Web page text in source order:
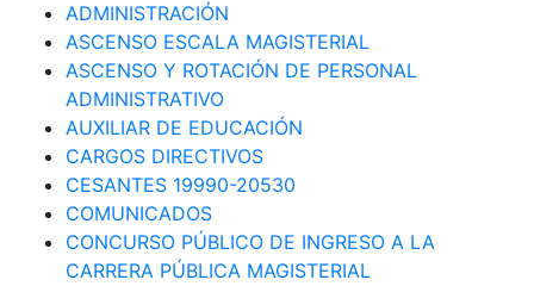
ADMINISTRACIÓN
ASCENSO ESCALA MAGISTERIAL
ASCENSO Y ROTACIÓN DE PERSONAL
ADMINISTRATIVO
AUXILIAR DE EDUCACIÓN
CARGOS DIRECTIVOS
CESANTES 19990-20530
COMUNICADOS
CONCURSO PÚBLICO DE INGRESO A LA
CARRERA PÚBLICA MAGISTERIAL